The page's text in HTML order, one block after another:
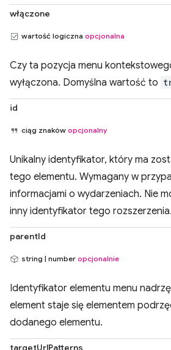
włączone
wartość logiczna opcjonalna
Czy ta pozycja menu
wyłączona. Domyślna wartość to
id
ciąg znaków opcjonalny
Unikalny identyfikator, który ma
tego elementu. Wymagany w
informacjami o wydarzeniach. Nie
inny identyfikator tego rozszerzenia.
parentId
string | number opcjonalnie
Identyfikator elementu menu
element staje się elementem
dodanego elementu.
targetUrlPatterns